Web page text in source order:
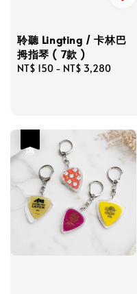
聆聽 Lingting / 卡林巴
拇指琴 ( 7款 )
Regular
NT$ 150 - NT$ 3,280